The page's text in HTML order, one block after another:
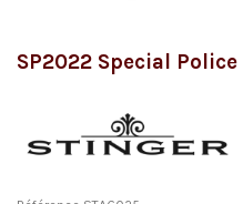
SP2022 Special